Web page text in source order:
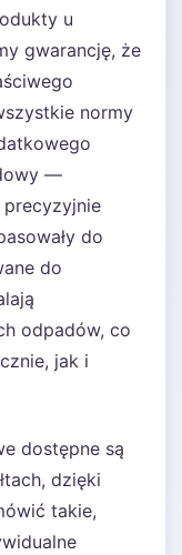
u
gwarancję, że
normy
—
do
do
odpadów, co
jak i
dostępne są
dzięki
takie,